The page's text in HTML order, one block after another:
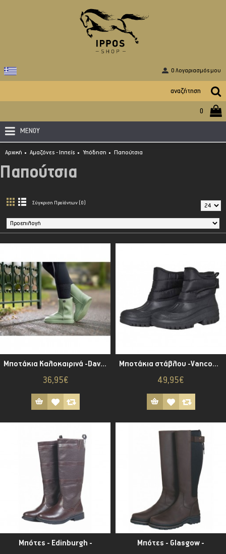
0
O Λογαριασμός μου
ΜΕΝΟΥ
Αρχική Αμαζόνες - Ιππείς Υπόδηση Παπούτσια
Παπούτσια
Σύγκριση Προϊόντων (0)
Μποτάκια Καλοκαιρινά -Davos Summer
36,95€
Μποτάκια στάβλου -Vancouver-
49,95€
Μπότες - Edinburgh - Μπότες - Glasgow -